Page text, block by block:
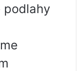
podlahy